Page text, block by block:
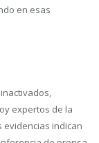
en esas
expertos de la
evidencias indican